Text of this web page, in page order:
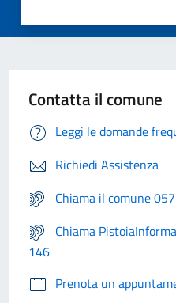
Contatta il comune
Leggi le domande
Richiedi Assistenza
Chiama il comune
Chiama
146
Prenota un